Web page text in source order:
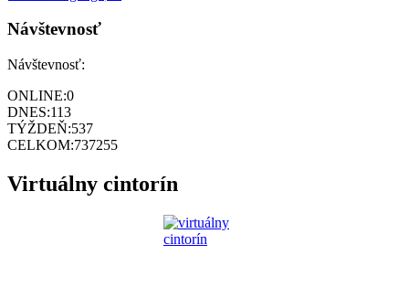
Návštevnosť
Návštevnosť:
ONLINE:0
DNES:113
TÝŽDEŇ:537
CELKOM:737255
Virtuálny cintorín